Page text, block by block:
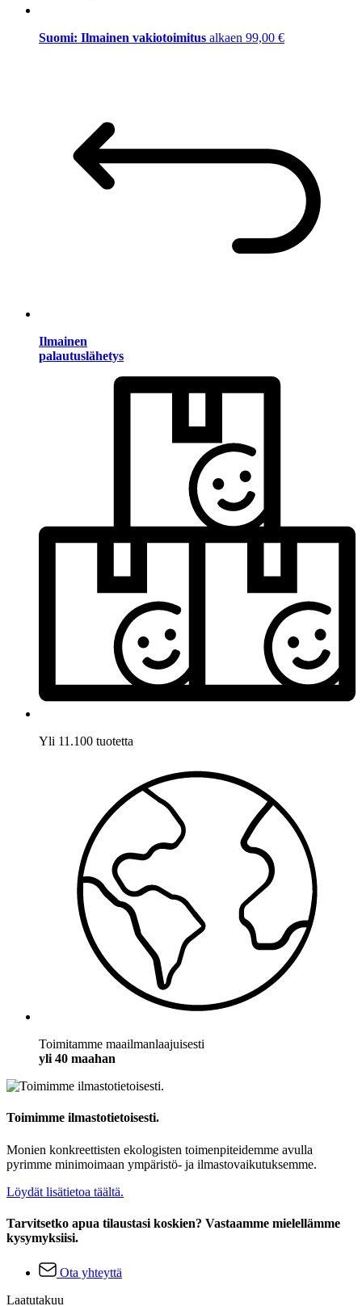
Suomi: Ilmainen vakiotoimitus alkaen 99,00 €
Ilmainen
palautuslähetys
Yli 11.100 tuotetta
Toimitamme maailmanlaajuisesti
yli 40 maahan
Toimimme ilmastotietoisesti.
Monien konkreettisten ekologisten toimenpiteidemme avulla
pyrimme minimoimaan ympäristö- ja ilmastovaikutuksemme.
Löydät lisätietoa täältä.
Tarvitsetko apua tilaustasi koskien? Vastaamme mielellämme
kysymyksiisi.
Ota yhteyttä
Laatutakuu